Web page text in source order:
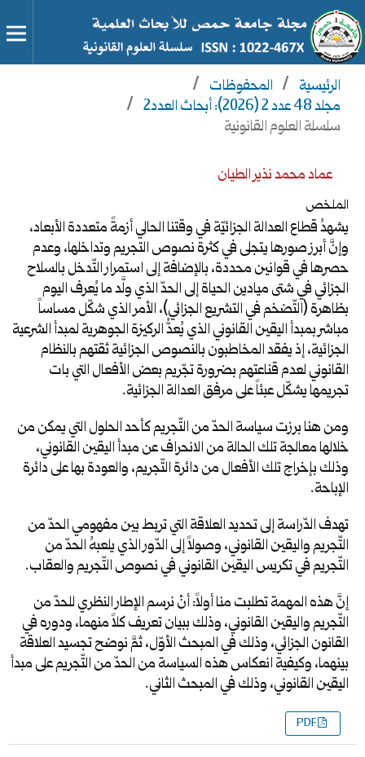
الرئيسية / المحفوظات /
مجلد 48 عدد 2 (2026): أبحاث العدد2
/
سلسلة العلوم القانونية
عماد محمد نذير الطيان
الملخص
يشهدُ قطاع العدالة الجزائيّة في وقتنا الحالي أزمةً متعددة الأبعاد،
وإنَّ أبرز صورها يتجلى في كثرة نصوص التجريم وتداخلها، وعدم
حصرها في قوانين محددة، بالإضافة إلى استمرار التّدخل بالسلاح
الجزائي في شتى ميادين الحياة إلى الحدّ الذي ولَّد ما يُعرف اليوم
بظاهرة (التّضخم في التشريع الجزائي)، الأمر الذي شكّل مساساً
مباشر بمبدأ اليقين القانوني الذي يُعدُّ الركيزة الجوهرية لمبدأ الشرعية
الجزائية، إذ يفقد المخاطبون بالنصوص الجزائية ثقتهم بالنظام
القانوني لعدم قناعتهم بضرورة تجّريم بعض الأفعال التي بات
تجريمها يشكّل عبئاً على مرفق العدالة الجزائية.
ومن هنا برزت سياسة الحدّ من التّجريم كأحد الحلول التي يمكن من
خلالها معالجة تلك الحالة من الانحراف عن مبدأ اليقين القانوني،
وذلك بإخراج تلك الأفعال من دائرة التّجريم، والعودة بها على دائرة
الإباحة.
تهدف الدّراسة إلى تحديد العلاقة التي تربط بين مفهومي الحدّ من
التّجريم واليقين القانوني، وصولاً إلى الدّور الذي يلعبهُ الحدّ من
التّجريم في تكريس اليقين القانوني في نصوص التّجريم والعقاب.
إنَّ هذه المهمة تطلبت منا أولاً: أنْ نرسم الإطار النظري للحدّ من
التّجريم واليقين القانوني، وذلك ببيان تعريف كلاً منهما، ودوره في
القانون الجزائي، وذلك في المبحث الأوّل، ثمَّ نوضح تجسيد العلاقة
بينهما، وكيفية انعكاس هذه السياسة من الحدّ من التّجريم على مبدأ
اليقين القانوني، وذلك في المبحث الثاني.
PDF